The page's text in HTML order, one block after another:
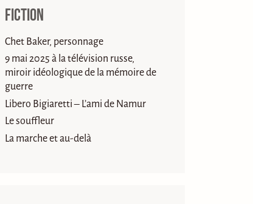
Fiction
Chet Baker, personnage
9 mai 2025 à la télévision russe,
miroir idéologique de la mémoire de
guerre
Libero Bigiaretti – L’ami de Namur
Le souffleur
La marche et au-delà